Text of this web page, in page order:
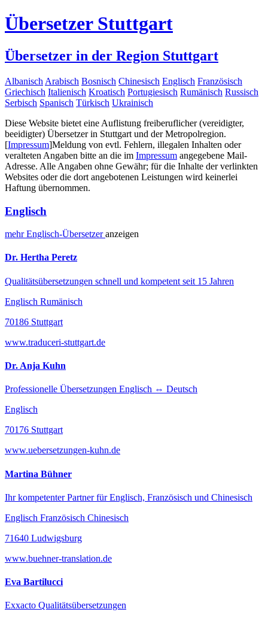
Übersetzer Stuttgart
Übersetzer in der Region Stuttgart
Albanisch Arabisch Bosnisch Chinesisch Englisch Französisch
Griechisch Italienisch Kroatisch Portugiesisch Rumänisch Russisch
Serbisch Spanisch Türkisch Ukrainisch
Diese Website bietet eine Auflistung freiberuflicher (vereidigter,
beeidigter) Übersetzer in Stuttgart und der Metropolregion.
[Impressum]Meldung von evtl. Fehlern, illegalen Inhalten oder
veralteten Angaben bitte an die im Impressum angegebene Mail-
Adresse. Alle Angaben ohne Gewähr; für die Inhalte der verlinkten
Websites oder die dort angebotenen Leistungen wird keinerlei
Haftung übernommen.
Englisch
mehrEnglisch-Übersetzeranzeigen
Dr. Hertha Peretz
Qualitätsübersetzungen schnell und kompetent seit 15 Jahren
Englisch Rumänisch
70186 Stuttgart
www.traduceri-stuttgart.de
Dr. Anja Kuhn
Professionelle Übersetzungen Englisch ⇔ Deutsch
Englisch
70176 Stuttgart
www.uebersetzungen-kuhn.de
Martina Bühner
Ihr kompetenter Partner für Englisch, Französisch und Chinesisch
Englisch Französisch Chinesisch
71640 Ludwigsburg
www.buehner-translation.de
Eva Bartilucci
Exxacto Qualitätsübersetzungen